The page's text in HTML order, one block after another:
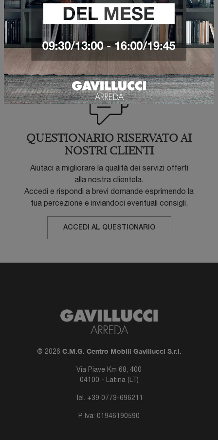
Cell.: +39 393-8368155
Email: assistenza@ostiliomobili.it
CHIAMA ORA
QUESTIONARIO RISERVATO AI
NOSTRI CLIENTI
Aiutaci a migliorare la qualità dei servizi offerti
alla nostra clientela.
Accedi e rispondi a brevi domande esprimendo la
tua percezione e inviandoci eventuali consigli.
ACCEDI AL QUESTIONARIO
® 2026 C.M.G. Centro Mobili Gavillucci S.r.l.
Via Piave Km 68, 400
04100 - Latina (LT)
Tel. +39 0773-696211
P. Iva: 01946190590